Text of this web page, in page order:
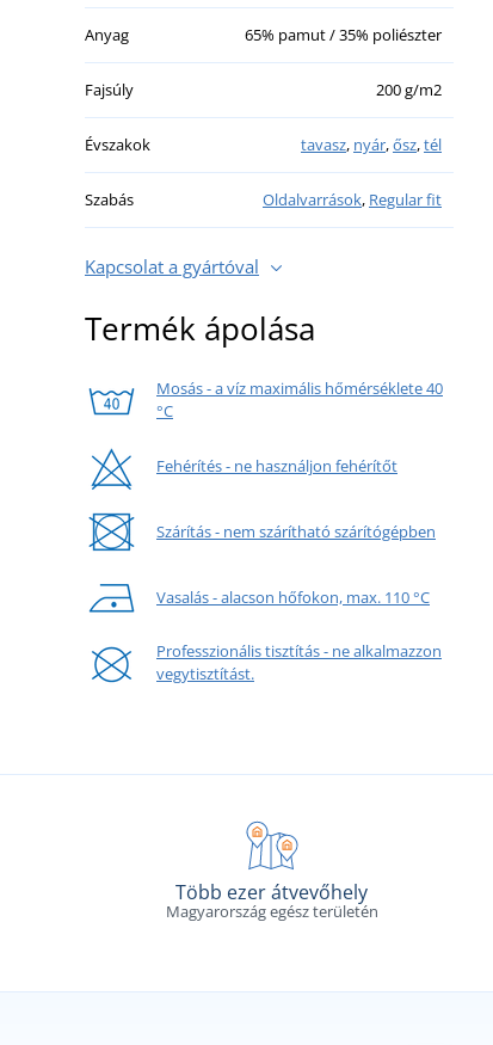
Anyag 65% pamut / 35% poliészter
Fajsúly 200 g/m2
Évszakok tavasz, nyár,ősz,tél
Szabás Oldalvarrások, Regular fit
Kapcsolat a gyártóval
Termék ápolása
Mosás - a víz maximális hőmérséklete 40
°C
Fehérítés - ne használjon fehérítőt
Szárítás - nem szárítható szárítógépben
Vasalás - alacson hőfokon, max. 110 °C
Professzionális tisztítás - ne alkalmazzon
vegytisztítást.
Több ezer átvevőhely
Magyarország egész területén